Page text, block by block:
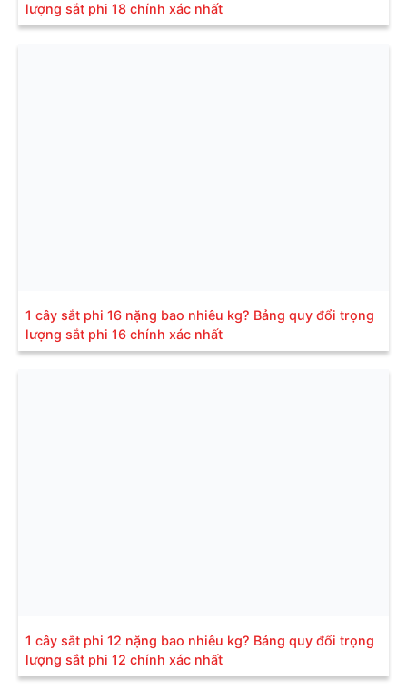
lượng sắt phi 18 chính xác nhất
1 cây sắt phi 16 nặng bao nhiêu kg? Bảng quy đổi trọng
lượng sắt phi 16 chính xác nhất
1 cây sắt phi 12 nặng bao nhiêu kg? Bảng quy đổi trọng
lượng sắt phi 12 chính xác nhất